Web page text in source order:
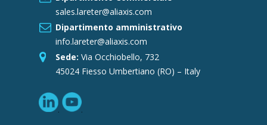
sales.lareter@aliaxis.com
Dipartimento amministrativo
info.lareter@aliaxis.com
Sede: Via Occhiobello, 732
45024 Fiesso Umbertiano (RO) – Italy